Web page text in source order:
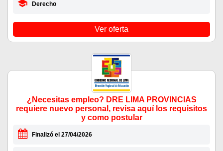
Derecho
Ver oferta
¿Necesitas empleo? DRE LIMA PROVINCIAS
requiere nuevo personal, revisa aquí los requisitos
y como postular
Finalizó el 27/04/2026